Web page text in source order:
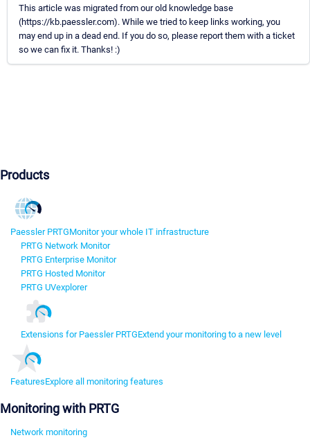
This article was migrated from our old knowledge base
(https://kb.paessler.com). While we tried to keep links working, you
may end up in a dead end. If you do so, please report them with a ticket
so we can fix it. Thanks! :)
Products
Paessler PRTGMonitor your whole IT infrastructure
PRTG Network Monitor
PRTG Enterprise Monitor
PRTG Hosted Monitor
PRTG UVexplorer
Extensions for Paessler PRTGExtend your monitoring to a new level
FeaturesExplore all monitoring features
Monitoring with PRTG
Network monitoring